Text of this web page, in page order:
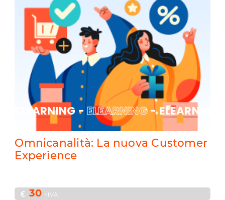
ELEARNING - ELEARNING- ELEARNING
Omnicanalità: La nuova Customer
Experience
30 +IVA